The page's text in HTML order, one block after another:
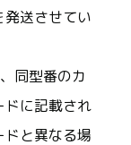
発送させてい
同型番のカ
ドに記載され
ドと異なる場